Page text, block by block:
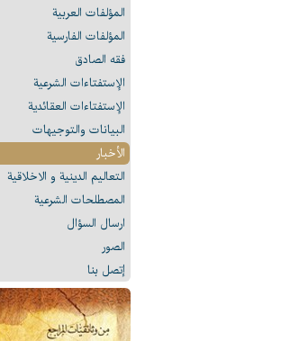
المؤلفات العربیة
المؤلفات الفارسیة
فقه الصادق
الإستفتاءات الشرعیة
الإستفتاءات العقائدیة
البیانات والتوجيهات
الأخبار
التعالیم الدینیة و الاخلاقیة
المصطلحات الشرعیة
ارسال السؤال
الصور
إتصل بنا